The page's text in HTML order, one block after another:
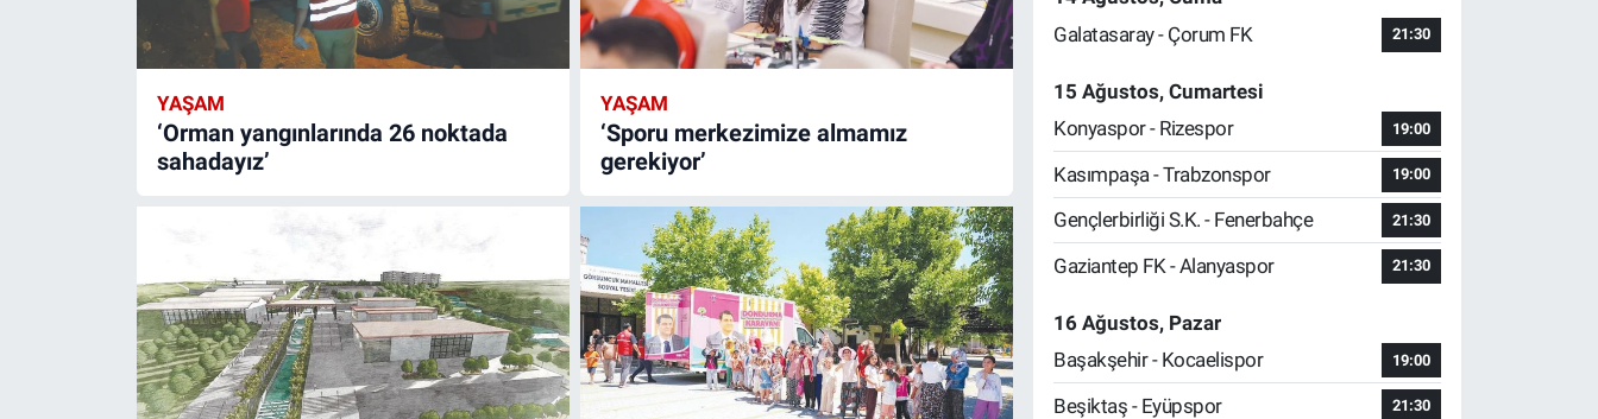
YAŞAM
‘Orman yangınlarında 26 noktada
sahadayız’
YAŞAM
‘Sporu merkezimize almamız
gerekiyor’
Galatasaray - Çorum FK
21:30
15 Ağustos, Cumartesi
Konyaspor - Rizespor
19:00
Kasımpaşa - Trabzonspor 19:00
Gençlerbirliği S.K. - Fenerbahçe 21:30
Gaziantep FK - Alanyaspor 21:30
16 Ağustos, Pazar
Başakşehir - Kocaelispor
19:00
Beşiktaş - Eyüpspor 21:30